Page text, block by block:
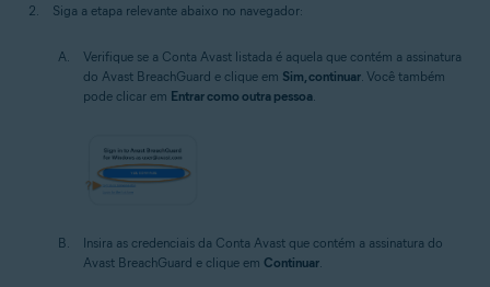
Siga a etapa relevante abaixo no navegador:
Verifique se a Conta Avast listada é aquela que contém a assinatura
do Avast BreachGuard e clique em Sim, continuar . Você também
pode clicar em Entrar como outra pessoa
Insira as credenciais da Conta Avast que contém a assinatura do
Avast BreachGuard e clique em Continuar